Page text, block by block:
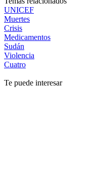
UNICEF
Muertes
Crisis
Medicamentos
Sudán
Violencia
Cuatro
Te puede interesar